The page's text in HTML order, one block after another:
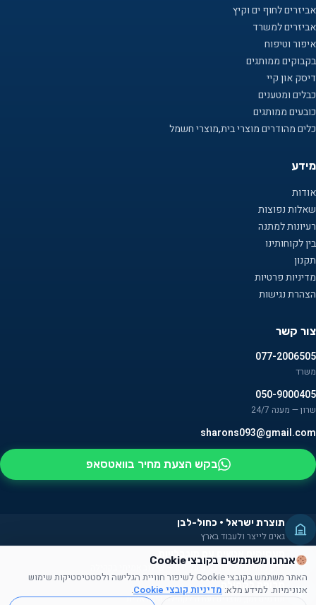
אביזרים לחוף ים וקיץ
אביזרים למשרד
איפור וטיפוח
בקבוקים ממותגים
דיסק און קיי
כבלים ומטענים
כובעים ממותגים
כלים מהודרים מוצרי בית,מוצרי חשמל
מידע
אודות
שאלות נפוצות
רעיונות למתנה
בין לקוחותינו
תקנון
מדיניות פרטיות
הצהרת נגישות
צור קשר
077-2006505
משרד
050-9000405
שרון — מענה 24/7
sharons093@gmail.com
בקש הצעת מחיר בוואטסאפ
תוצרת ישראל · כחול-לבן
גאים לייצר ולעבוד בארץ
מעסיקים אנשים עם מוגבלויות
חלק מהמוצרים מורכבים על ידם — שילוב אמיתי בקהילה
תרומה לקהילה
תורמים זמן, מוצרים ועזרה לקהילה הישראלית
אנחנו משתמשים בקובצי Cookie
האתר משתמש בקובצי Cookie לשיפור חוויית הגלישה ולסטטיסטיקות שימוש
אנונימיות. למידע מלא: מדיניות קובצי Cookie
.